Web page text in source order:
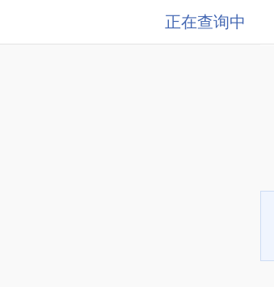
正在查询中